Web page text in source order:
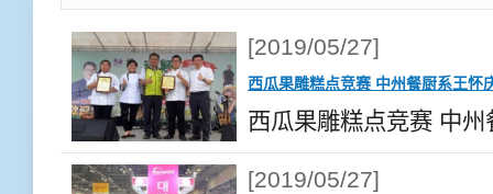
[2019/05/27]
西瓜果雕糕点竞赛 中州餐厨系王怀
西瓜果雕糕点竞赛 中
[2019/05/27]